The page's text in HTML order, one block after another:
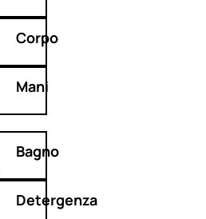
Corpo
Mani
Bagno
Detergenza